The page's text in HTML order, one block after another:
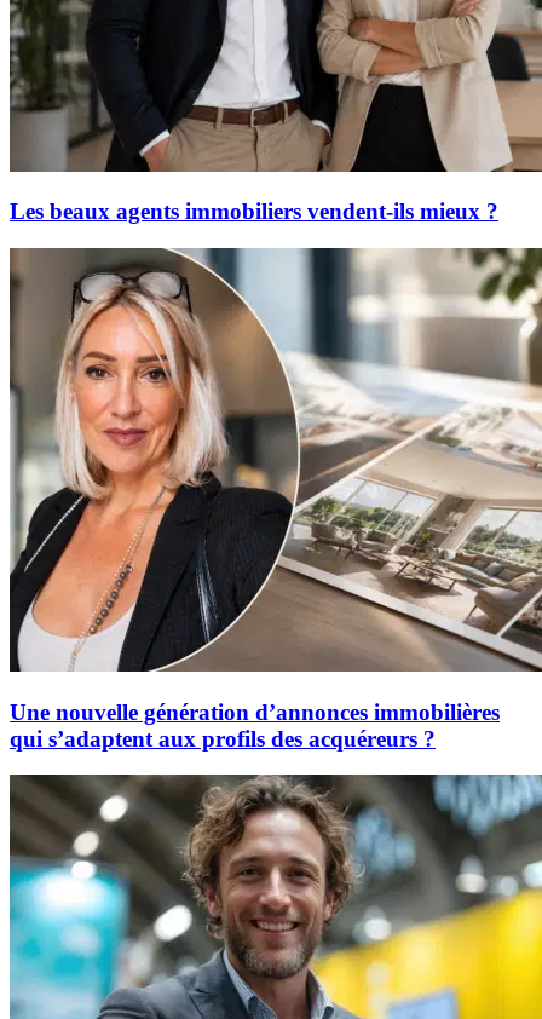
Les beaux agents immobiliers vendent-ils mieux ?
Une nouvelle génération d’annonces immobilières
qui s’adaptent aux profils des acquéreurs ?